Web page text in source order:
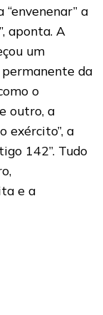
a
aponta. A
um
permanente da
o
outro, a
exército”, a
142”. Tudo
e a